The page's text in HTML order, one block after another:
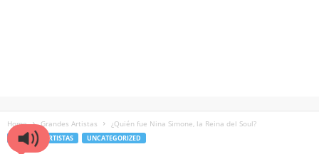
Home Grandes Artistas ¿Quién fue Nina Simone, la Reina del Soul?
GRANDES ARTISTAS UNCATEGORIZED